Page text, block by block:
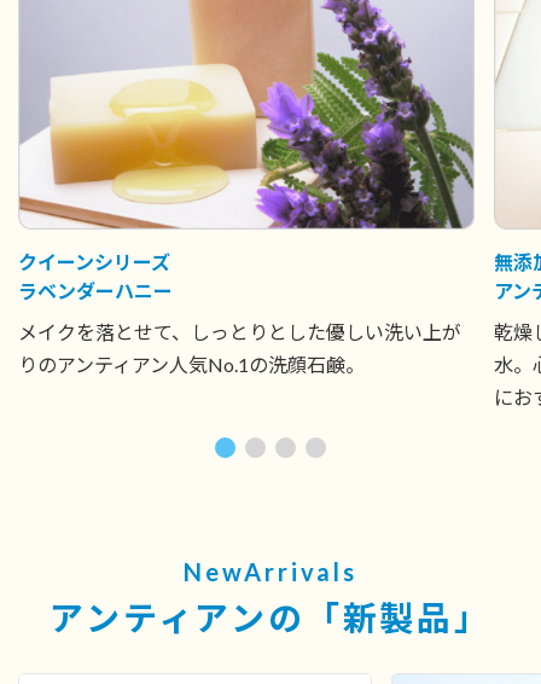
クイーンシリーズ
ラベンダーハニー
メイクを落とせて、しっとりとした優しい洗い上が
りのアンティアン人気No.1の洗顔石鹸。
無添
アン
乾燥
水。
にお
アンティアンの「新製品」